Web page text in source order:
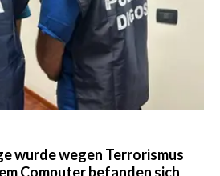
wurde wegen Terrorismus
Computer befanden sich